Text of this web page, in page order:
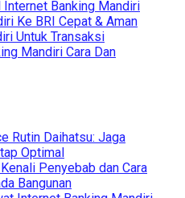
Internet Banking Mandiri
Ke BRI Cepat & Aman
Untuk Transaksi
Mandiri Cara Dan
Rutin Daihatsu: Jaga
Optimal
Penyebab dan Cara
Bangunan